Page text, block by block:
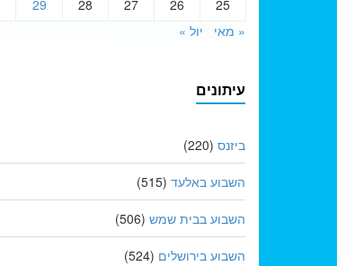
25
26
27
28
29
« מאי
יול »
עיתונים
ביזנס (220)
השבוע באלעד (515)
השבוע בבית שמש (506)
השבוע בירושלים (524)